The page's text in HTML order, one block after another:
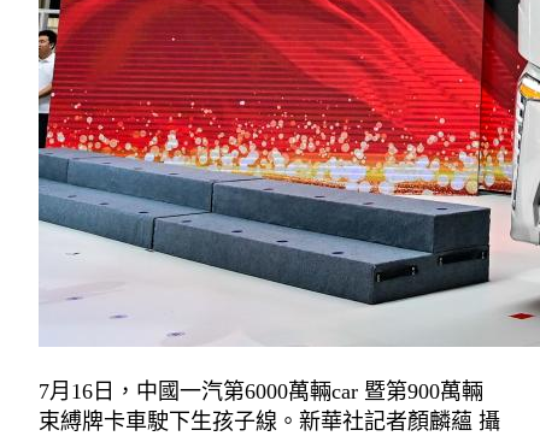
7月16日，中國一汽第6000萬輛car 暨第900萬輛
束縛牌卡車駛下生孩子線。新華社記者顏麟蘊 攝